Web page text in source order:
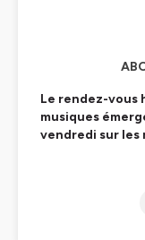
Le rendez-vous
musiques
vendredi sur les